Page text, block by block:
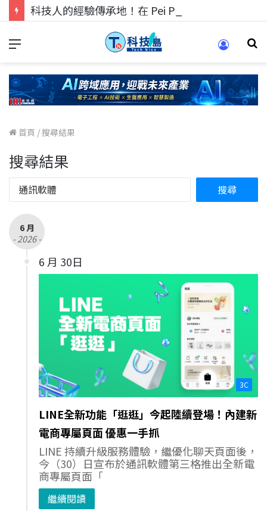
首頁 /搜尋結果
搜尋結果
6 月
- 2026 -
6 月 30日
3C
LINE全新功能「逛逛」今起陸續登場！內建新
電商專屬頁面 優惠一手抓
LINE 持續升級服務體驗，繼優化聊天頁面後，
今（30）日宣布於通訊軟體第三格推出全新電
商專屬頁面「
繼續閱讀